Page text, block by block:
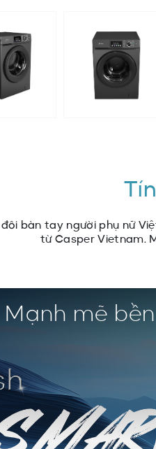
đôi bàn tay người phụ nữ
từ Casper Vietnam.
Mạnh mẽ